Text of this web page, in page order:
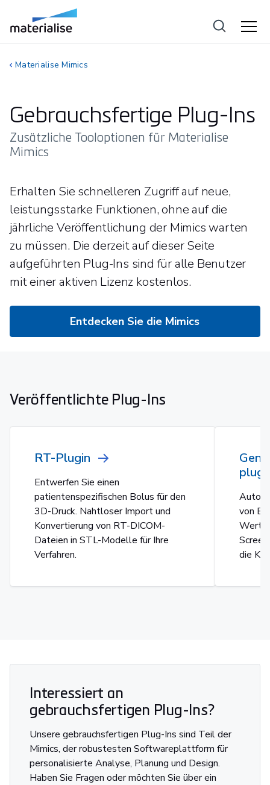
Materialise Mimics
Gebrauchsfertige Plug-Ins
Zusätzliche Tooloptionen für Materialise
Mimics
Erhalten Sie schnelleren Zugriff auf neue,
leistungsstarke Funktionen, ohne auf die
jährliche Veröffentlichung der Mimics warten
zu müssen. Die derzeit auf dieser Seite
aufgeführten Plug-Ins sind für alle Benutzer
mit einer aktiven Lizenz kostenlos.
Entdecken Sie die Mimics
Veröffentlichte Plug-Ins
RT-Plugin
Entwerfen Sie einen
patientenspezifischen Bolus für den
3D-Druck. Nahtloser Import und
Konvertierung von RT-DICOM-
Dateien in STL-Modelle für Ihre
Verfahren.
von
die
Interessiert an
gebrauchsfertigen Plug-Ins?
Unsere gebrauchsfertigen Plug-Ins sind Teil der
Mimics, der robustesten Softwareplattform für
personalisierte Analyse, Planung und Design.
Haben Sie Fragen oder möchten Sie über ein